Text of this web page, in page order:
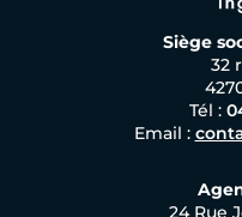
Siège
32
Tél :
Email :
24 Rue